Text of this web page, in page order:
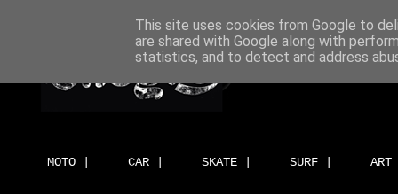
MOTO | CAR | SKATE | SURF |
This site uses cookies from Google to
are shared with Google along with
statistics, and to detect and address